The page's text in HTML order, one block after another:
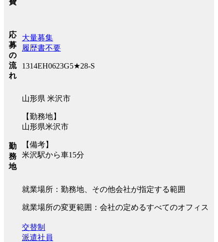
費
応
募
の
流
れ
大量募集
履歴書不要
1314EH0623G5★28-S
勤
務
地
山形県 米沢市
【勤務地】
山形県米沢市
【備考】
米沢駅から車15分
就業場所：勤務地、その他会社が指定する範囲
就業場所の変更範囲：会社の定めるすべてのオフィス
交替制
派遣社員